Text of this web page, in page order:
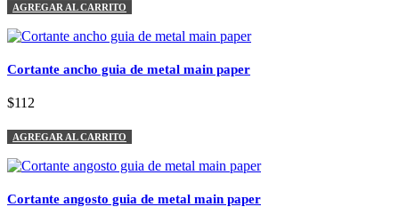
AGREGAR AL CARRITO
Cortante ancho guia de metal main paper
$112
AGREGAR AL CARRITO
Cortante angosto guia de metal main paper